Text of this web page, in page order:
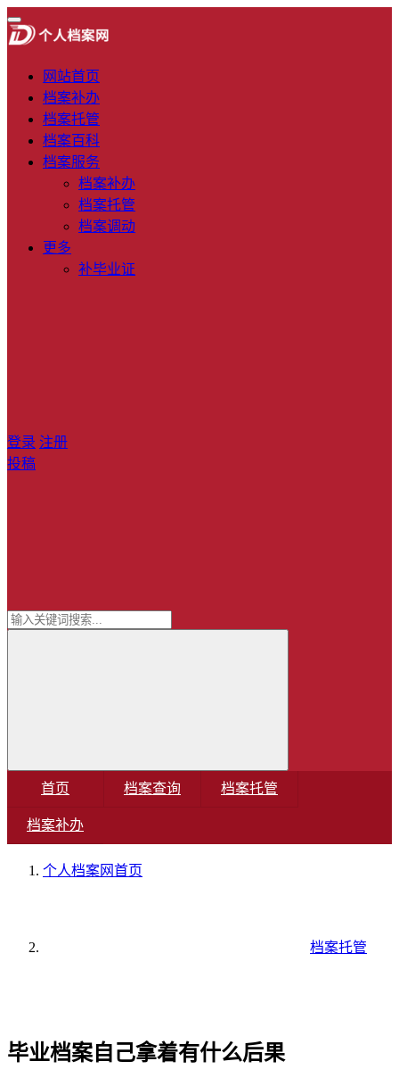
网站首页
档案补办
档案托管
档案百科
档案服务
档案补办
档案托管
档案调动
更多
补毕业证
登录 注册
投稿
首页 档案查询 档案托管
档案补办
个人档案网首页
档案托管
毕业档案自己拿着有什么后果